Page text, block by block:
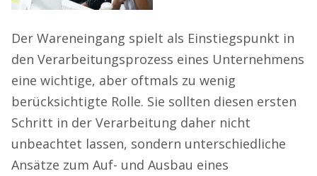
Der Wareneingang spielt als Einstiegspunkt in
den Verarbeitungsprozess eines Unternehmens
eine wichtige, aber oftmals zu wenig
berücksichtigte Rolle. Sie sollten diesen ersten
Schritt in der Verarbeitung daher nicht
unbeachtet lassen, sondern unterschiedliche
Ansätze zum Auf- und Ausbau eines